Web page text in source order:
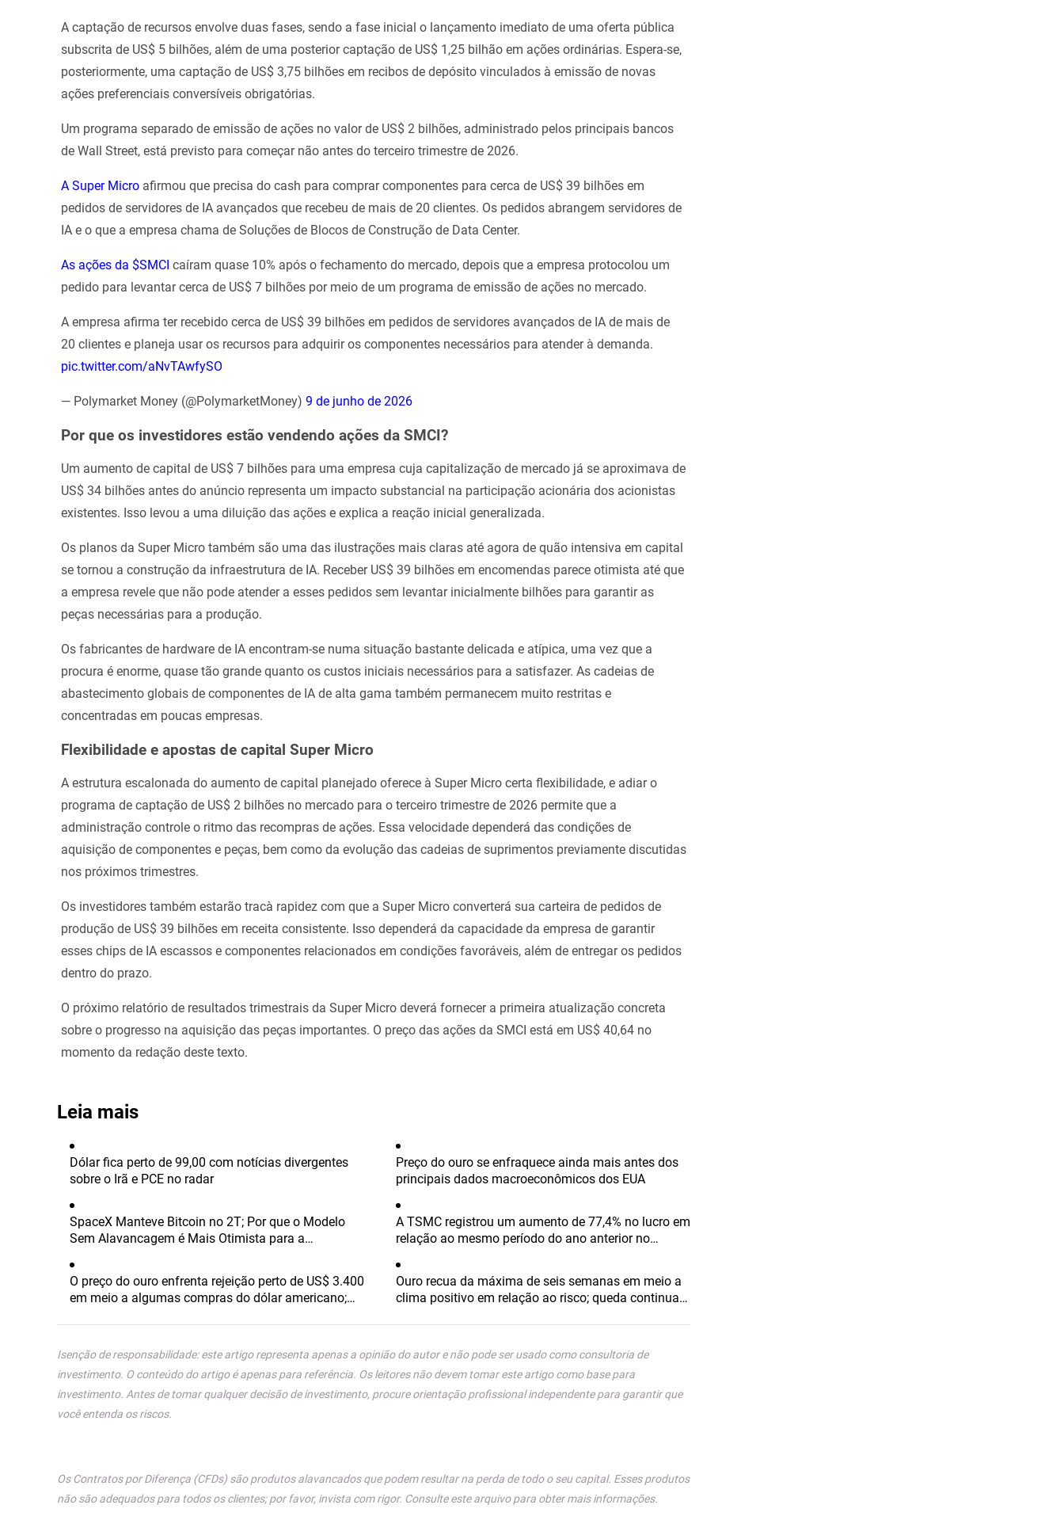
A captação de recursos envolve duas fases, sendo a fase inicial o lançamento imediato de uma oferta pública
subscrita de US$ 5 bilhões, além de uma posterior captação de US$ 1,25 bilhão em ações ordinárias. Espera-se,
posteriormente, uma captação de US$ 3,75 bilhões em recibos de depósito vinculados à emissão de novas
ações preferenciais conversíveis obrigatórias.
Um programa separado de emissão de ações no valor de US$ 2 bilhões, administrado pelos principais bancos
de Wall Street, está previsto para começar não antes do terceiro trimestre de 2026.
A Super Micro afirmou que precisa do cash para comprar componentes para cerca de US$ 39 bilhões em
pedidos de servidores de IA avançados que recebeu de mais de 20 clientes. Os pedidos abrangem servidores de
IA e o que a empresa chama de Soluções de Blocos de Construção de Data Center.
As ações da $SMCI caíram quase 10% após o fechamento do mercado, depois que a empresa protocolou um
pedido para levantar cerca de US$ 7 bilhões por meio de um programa de emissão de ações no mercado.
A empresa afirma ter recebido cerca de US$ 39 bilhões em pedidos de servidores avançados de IA de mais de
20 clientes e planeja usar os recursos para adquirir os componentes necessários para atender à demanda.
pic.twitter.com/aNvTAwfySO
— Polymarket Money (@PolymarketMoney) 9 de junho de 2026
Por que os investidores estão vendendo ações da SMCI?
Um aumento de capital de US$ 7 bilhões para uma empresa cuja capitalização de mercado já se aproximava de
US$ 34 bilhões antes do anúncio representa um impacto substancial na participação acionária dos acionistas
existentes. Isso levou a uma diluição das ações e explica a reação inicial generalizada.
Os planos da Super Micro também são uma das ilustrações mais claras até agora de quão intensiva em capital
se tornou a construção da infraestrutura de IA. Receber US$ 39 bilhões em encomendas parece otimista até que
a empresa revele que não pode atender a esses pedidos sem levantar inicialmente bilhões para garantir as
peças necessárias para a produção.
Os fabricantes de hardware de IA encontram-se numa situação bastante delicada e atípica, uma vez que a
procura é enorme, quase tão grande quanto os custos iniciais necessários para a satisfazer. As cadeias de
abastecimento globais de componentes de IA de alta gama também permanecem muito restritas e
concentradas em poucas empresas.
Flexibilidade e apostas de capital Super Micro
A estrutura escalonada do aumento de capital planejado oferece à Super Micro certa flexibilidade, e adiar o
programa de captação de US$ 2 bilhões no mercado para o terceiro trimestre de 2026 permite que a
administração controle o ritmo das recompras de ações. Essa velocidade dependerá das condições de
aquisição de componentes e peças, bem como da evolução das cadeias de suprimentos previamente discutidas
nos próximos trimestres.
Os investidores também estarão tracà rapidez com que a Super Micro converterá sua carteira de pedidos de
produção de US$ 39 bilhões em receita consistente. Isso dependerá da capacidade da empresa de garantir
esses chips de IA escassos e componentes relacionados em condições favoráveis, além de entregar os pedidos
dentro do prazo.
O próximo relatório de resultados trimestrais da Super Micro deverá fornecer a primeira atualização concreta
sobre o progresso na aquisição das peças importantes. O preço das ações da SMCI está em US$ 40,64 no
momento da redação deste texto.
Leia mais
Dólar fica perto de 99,00 com notícias divergentes
sobre o Irã e PCE no radar
Preço do ouro se enfraquece ainda mais antes dos
principais dados macroeconômicos dos EUA
SpaceX Manteve Bitcoin no 2T; Por que o Modelo
Sem Alavancagem é Mais Otimista para a
A TSMC registrou um aumento de 77,4% no lucro em
relação ao mesmo período do ano anterior no
O preço do ouro enfrenta rejeição perto de US$ 3.400
em meio a algumas compras do dólar americano;
Ouro recua da máxima de seis semanas em meio a
clima positivo em relação ao risco; queda continua
Isenção de responsabilidade: este artigo representa apenas a opinião do autor e não pode ser usado como consultoria de
investimento. O conteúdo do artigo é apenas para referência. Os leitores não devem tomar este artigo como base para
investimento. Antes de tomar qualquer decisão de investimento, procure orientação profissional independente para garantir que
você entenda os riscos.
Os Contratos por Diferença (CFDs) são produtos alavancados que podem resultar na perda de todo o seu capital. Esses produtos
não são adequados para todos os clientes; por favor, invista com rigor. Consulte este arquivo para obter mais informações.